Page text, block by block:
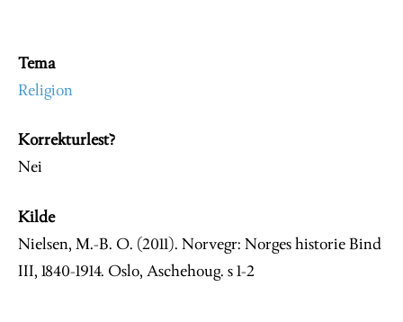
Tema
Religion
Korrekturlest?
Nei
Kilde
Nielsen, M.-B. O. (2011). Norvegr: Norges historie Bind
III, 1840-1914. Oslo, Aschehoug. s 1-2